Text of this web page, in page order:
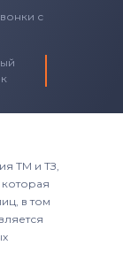
с
ТМ и ТЗ,
в том